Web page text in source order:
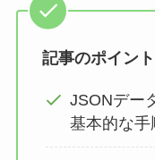
記事のポイント
JSONデー
基本的な手